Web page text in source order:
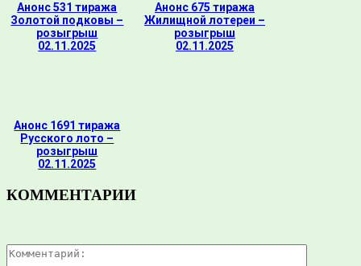
Анонс 531 тиража
Золотой подковы –
розыгрыш
02.11.2025
Анонс 675 тиража
Жилищной лотереи –
розыгрыш
02.11.2025
Анонс 1691 тиража
Русского лото –
розыгрыш
02.11.2025
КОММЕНТАРИИ